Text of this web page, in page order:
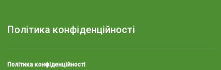
Політика конфіденційності
Політика конфіденційності